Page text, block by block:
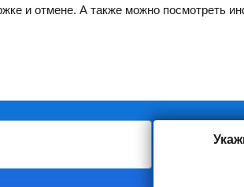
и отмене. А также можно посмотреть